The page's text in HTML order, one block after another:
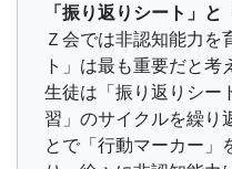
「振り返りシート」と
Ｚ会では非認知能力を
ト」は最も重要だと考
生徒は「振り返りシー
習」のサイクルを繰り
とで「行動マーカー」